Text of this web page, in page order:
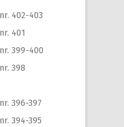
402-403
401
399-400
398
396-397
394-395